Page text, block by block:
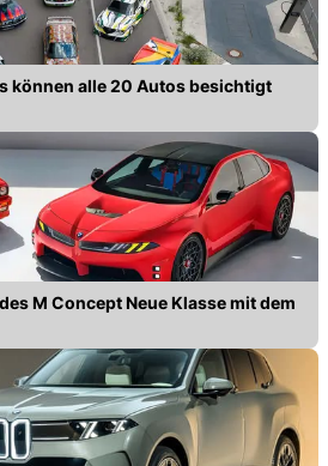
können alle 20 Autos besichtigt
M Concept Neue Klasse mit dem